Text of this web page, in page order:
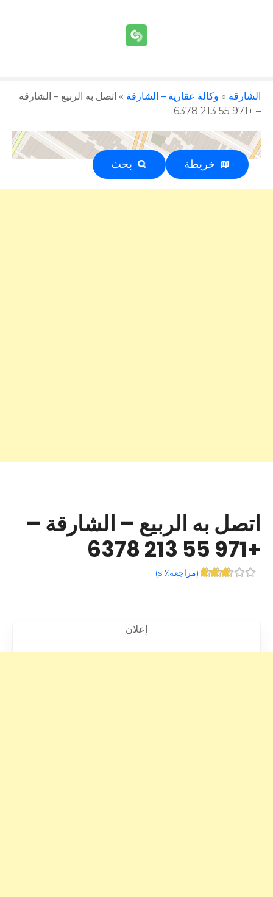
الشارقة » وكالة عقارية – الشارقة » اتصل به الربيع – الشارقة
– +971 55 213 6378
خريطة بحثإعلان
اتصل به الربيع – الشارقة –
+971 55 213 6378
(مراجعة٪ s )
إعلان